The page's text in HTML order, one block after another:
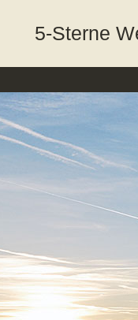
5-Sterne